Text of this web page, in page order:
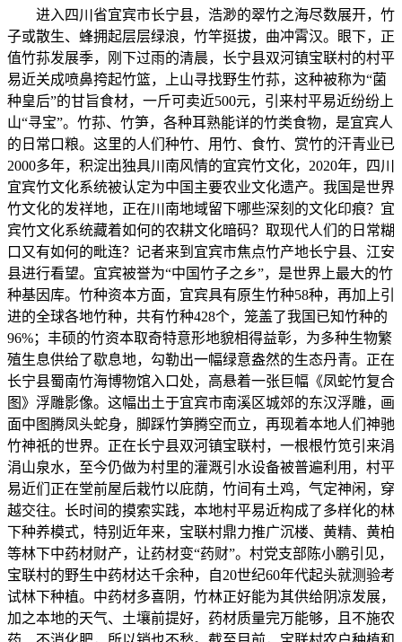
进入四川省宜宾市长宁县，浩渺的翠竹之海尽数展开，竹
子或散生、蜂拥起层层绿浪，竹竿挺拔，曲冲霄汉。眼下，正
值竹荪发展季，刚下过雨的清晨，长宁县双河镇宝联村的村平
易近关成喷鼻挎起竹篮，上山寻找野生竹荪，这种被称为“菌
种皇后”的甘旨食材，一斤可卖近500元，引来村平易近纷纷上
山“寻宝”。竹荪、竹笋，各种耳熟能详的竹类食物，是宜宾人
的日常口粮。这里的人们种竹、用竹、食竹、赏竹的汗青业已
2000多年，积淀出独具川南风情的宜宾竹文化，2020年，四川
宜宾竹文化系统被认定为中国主要农业文化遗产。我国是世界
竹文化的发祥地，正在川南地域留下哪些深刻的文化印痕？宜
宾竹文化系统藏着如何的农耕文化暗码？取现代人们的日常糊
口又有如何的毗连？记者来到宜宾市焦点竹产地长宁县、江安
县进行看望。宜宾被誉为“中国竹子之乡”，是世界上最大的竹
种基因库。竹种资本方面，宜宾具有原生竹种58种，再加上引
进的全球各地竹种，共有竹种428个，笼盖了我国已知竹种的
96%；丰硕的竹资本取奇特意形地貌相得益彰，为多种生物繁
殖生息供给了歇息地，勾勒出一幅绿意盎然的生态丹青。正在
长宁县蜀南竹海博物馆入口处，高悬着一张巨幅《凤蛇竹复合
图》浮雕影像。这幅出土于宜宾市南溪区城郊的东汉浮雕，画
面中图腾凤头蛇身，脚踩竹笋腾空而立，再现着本地人们神驰
竹神祇的世界。正在长宁县双河镇宝联村，一根根竹笕引来涓
涓山泉水，至今仍做为村里的灌溉引水设备被普遍利用，村平
易近们正在堂前屋后栽竹以庇荫，竹间有土鸡，气定神闲，穿
越交往。长时间的摸索实践，本地村平易近构成了多样化的林
下种养模式，特别近年来，宝联村鼎力推广沉楼、黄精、黄柏
等林下中药材财产，让药材变“药财”。村党支部陈小鹏引见，
宝联村的野生中药材达千余种，自20世纪60年代起头就测验考
试林下种植。中药材多喜阴，竹林正好能为其供给阴凉发展，
加之本地的天气、土壤前提好，药材质量完万能够，且不施农